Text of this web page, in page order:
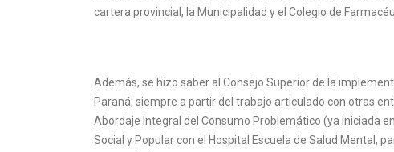
cartera provincial, la Municipalidad y el Colegio de
Además, se hizo saber al Consejo Superior de la
Paraná, siempre a partir del trabajo articulado con otras
Abordaje Integral del Consumo Problemático (ya iniciada
Social y Popular con el Hospital Escuela de Salud Mental,